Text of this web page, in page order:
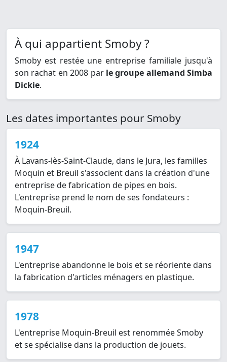
À qui appartient Smoby ?
Smoby est restée une entreprise familiale jusqu'à
son rachat en 2008 par le groupe allemand Simba
Dickie.
Les dates importantes pour Smoby
1924
À Lavans-lès-Saint-Claude, dans le Jura, les familles
Moquin et Breuil s'associent dans la création d'une
entreprise de fabrication de pipes en bois.
L'entreprise prend le nom de ses fondateurs :
Moquin-Breuil.
1947
L'entreprise abandonne le bois et se réoriente dans
la fabrication d'articles ménagers en plastique.
1978
L'entreprise Moquin-Breuil est renommée Smoby
et se spécialise dans la production de jouets.